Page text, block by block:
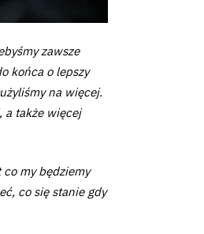
zawsze
końca o lepszy
na więcej.
a także więcej
my będziemy
co się stanie gdy